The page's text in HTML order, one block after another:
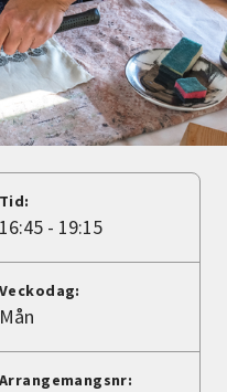
Tid:
16:45 - 19:15
Veckodag:
Mån
Arrangemangsnr: